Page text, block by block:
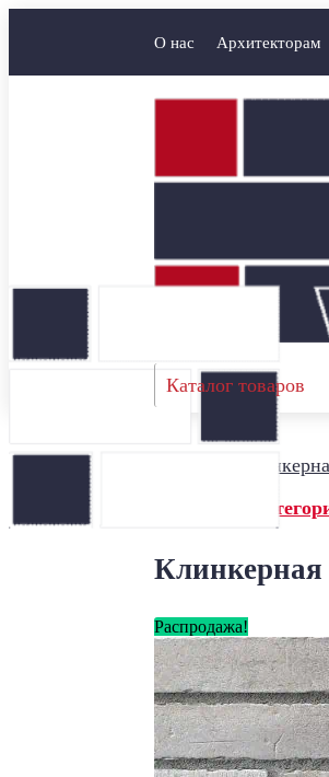
О нас Архитекторам
Каталог товаров
← Назад в
Распродажа!